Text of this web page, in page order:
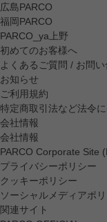
広島PARCO
福岡PARCO
PARCO_ya上野
初めてのお客様へ
よくあるご質問 / お問い
お知らせ
ご利用規約
特定商取引法など法令
会社情報
会社情報
PARCO Corporate Site
プライバシーポリシー
クッキーポリシー
ソーシャルメディアポ
関連サイト